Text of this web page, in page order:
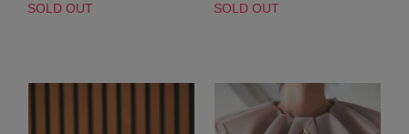
SOLD OUT SOLD OUT